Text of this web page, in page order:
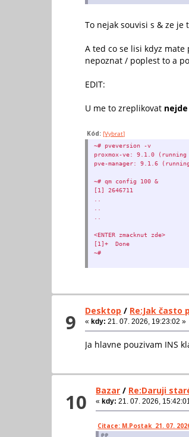
To nejak souvisi s & ze je
A ted co se lisi kdyz
nepoznat / poplest to a
EDIT:
U me to zreplikovat nejde
Kód:[Vybrat]
~# pveversion -v
proxmox-ve: 9.1.0
pve-manager: 9.1.6
~# qm config 100 &
[1] 2646711
<ENTER zmacknut zde>
[1]+ Done qm
~#
9 Desktop / Re:Jak často
«kdy: 21. 07. 2026, 19:23:02 »
Ja hlavne pouzivam INS
10 Bazar / Re:Daruji
«kdy: 21. 07. 2026,
Citace: M.Postak 21. 07.